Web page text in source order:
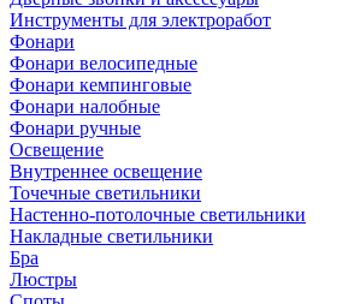
Инструменты для электроработ
Фонари
Фонари велосипедные
Фонари кемпинговые
Фонари налобные
Фонари ручные
Освещение
Внутреннее освещение
Точечные светильники
Настенно-потолочные светильники
Накладные светильники
Бра
Люстры